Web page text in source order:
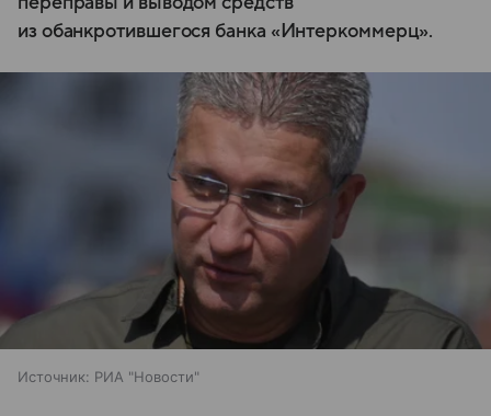
из обанкротившегося банка «Интеркоммерц».
Источник: РИА "Новости"